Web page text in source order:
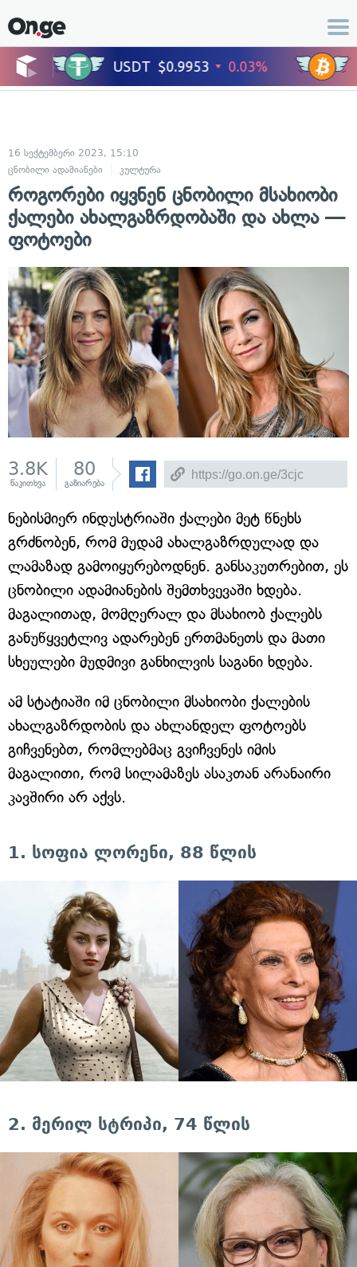
16 სექტემბერი 2023, 15:10
ცნობილი ადამიანები
კულტურა
როგორები იყვნენ ცნობილი მსახიობი
ქალები ახალგაზრდობაში და ახლა —
ფოტოები
3.8K
წაკითხვა
80
გაზიარება
ნებისმიერ ინდუსტრიაში ქალები მეტ წნეხს
გრძნობენ, რომ მუდამ ახალგაზრდულად და
ლამაზად გამოიყურებოდნენ. განსაკუთრებით, ეს
ცნობილი ადამიანების შემთხვევაში ხდება.
მაგალითად, მომღერალ და მსახიობ ქალებს
განუწყვეტლივ ადარებენ ერთმანეთს და მათი
სხეულები მუდმივი განხილვის საგანი ხდება.
ამ სტატიაში იმ ცნობილი მსახიობი ქალების
ახალგაზრდობის და ახლანდელ ფოტოებს
გიჩვენებთ, რომლებმაც გვიჩვენეს იმის
მაგალითი, რომ სილამაზეს ასაკთან არანაირი
კავშირი არ აქვს.
1. სოფია ლორენი, 88 წლის
2. მერილ სტრიპი, 74 წლის